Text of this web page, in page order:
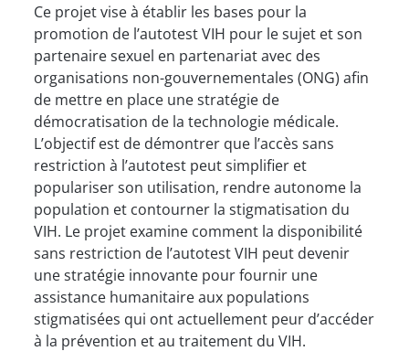
Ce projet vise à établir les bases pour la
promotion de l’autotest VIH pour le sujet et son
partenaire sexuel en partenariat avec des
organisations non-gouvernementales (ONG) afin
de mettre en place une stratégie de
démocratisation de la technologie médicale.
L’objectif est de démontrer que l’accès sans
restriction à l’autotest peut simplifier et
populariser son utilisation, rendre autonome la
population et contourner la stigmatisation du
VIH. Le projet examine comment la disponibilité
sans restriction de l’autotest VIH peut devenir
une stratégie innovante pour fournir une
assistance humanitaire aux populations
stigmatisées qui ont actuellement peur d’accéder
à la prévention et au traitement du VIH.